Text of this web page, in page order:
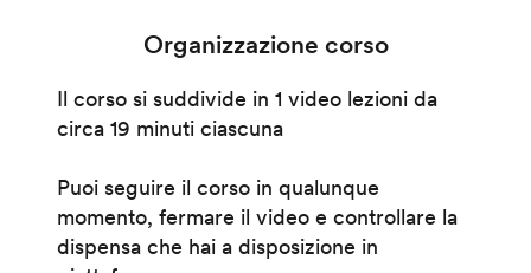
Organizzazione corso
Il corso si suddivide in 1 video lezioni da
circa 19 minuti ciascuna
Puoi seguire il corso in qualunque
momento, fermare il video e controllare la
dispensa che hai a disposizione in